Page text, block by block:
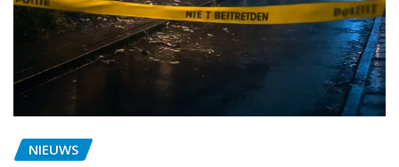
NIEUWS